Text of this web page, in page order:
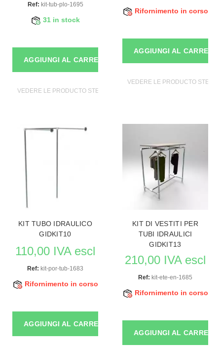
Ref: kit-tub-plo-1695
31 in stock
AGGIUNGI AL CARRELLO
VEDERE LE PRODUCTO STENDER PER ABBIGLIAMENTO
Rifornimento in corso
AGGIUNGI AL
VEDERE LE PRODUCTO
KIT TUBO IDRAULICO
GIDKIT10
110,00 IVA escl
Ref: kit-por-tub-1683
Rifornimento in corso
AGGIUNGI AL CARRELLO
KIT DI VESTITI PER
TUBI IDRAULICI
GIDKIT13
210,00 IVA escl
Ref: kit-ete-en-1685
Rifornimento in corso
AGGIUNGI AL